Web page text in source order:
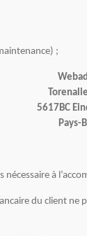
;
5617BC
Pays-
à
du client